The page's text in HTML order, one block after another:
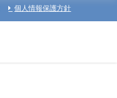
個人情報保護方針